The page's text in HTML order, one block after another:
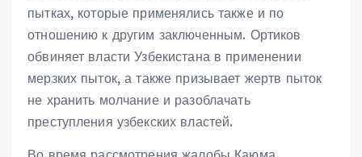
пытках, которые применялись также и по
отношению к другим заключенным. Ортиков
обвиняет власти Узбекистана в применении
мерзких пыток, а также призывает жертв пыток
не хранить молчание и разоблачать
преступления узбекских властей.